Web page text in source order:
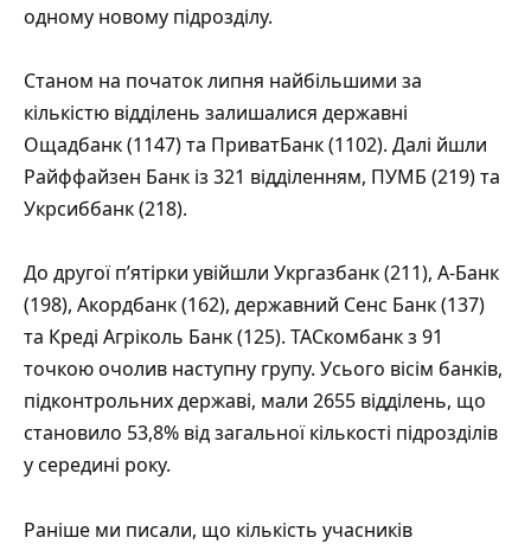
одному новому підрозділу.
Станом на початок липня найбільшими за
кількістю відділень залишалися державні
Ощадбанк (1147) та ПриватБанк (1102). Далі йшли
Райффайзен Банк із 321 відділенням, ПУМБ (219) та
Укрсиббанк (218).
До другої п’ятірки увійшли Укргазбанк (211), А-Банк
(198), Акордбанк (162), державний Сенс Банк (137)
та Креді Агріколь Банк (125). ТАСкомбанк з 91
точкою очолив наступну групу. Усього вісім банків,
підконтрольних державі, мали 2655 відділень, що
становило 53,8% від загальної кількості підрозділів
у середині року.
Раніше ми писали, що кількість учасників